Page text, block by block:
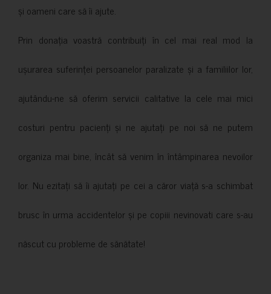
și oameni care să îi ajute.
Prin donația voastră contribuiți în cel mai real mod la
ușurarea suferinței persoanelor paralizate și a familiilor lor,
ajutându-ne să oferim servicii calitative la cele mai mici
costuri pentru pacienți și ne ajutați pe noi să ne putem
organiza mai bine, încât să venim în întâmpinarea nevoilor
lor. Nu ezitați să îi ajutați pe cei a căror viață s-a schimbat
brusc în urma accidentelor și pe copiii nevinovati care s-au
născut cu probleme de sănătate!